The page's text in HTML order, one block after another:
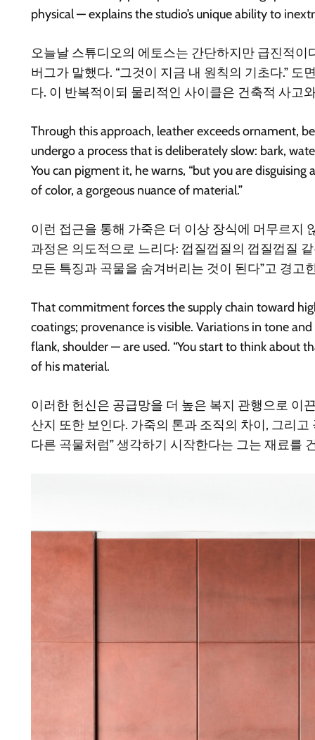
physical — explains the studio’s unique ability to
오늘날 스튜디오의 에토스는 간단하지만 급진적이
버그가 말했다. “그것이 지금 내 원칙의 기초다.”
다. 이 반복적이되 물리적인 사이클은 건축적 사고
Through this approach, leather exceeds ornament,
undergo a process that is deliberately slow: bark,
You can pigment it, he warns, “but you are
of color, a gorgeous nuance of material.”
이런 접근을 통해 가죽은 더 이상 장식에 머무르지
과정은 의도적으로 느리다: 껍질껍질의 껍질껍질
모든 특징과 곡물을 숨겨버리는 것이 된다”고 경
That commitment forces the supply chain toward
coatings; provenance is visible. Variations in tone
flank, shoulder — are used. “You start to think about
of his material.
이러한 헌신은 공급망을 더 높은 복지 관행으로 이
산지 또한 보인다. 가죽의 톤과 조직의 차이, 그리
다른 곡물처럼” 생각하기 시작한다는 그는 재료를